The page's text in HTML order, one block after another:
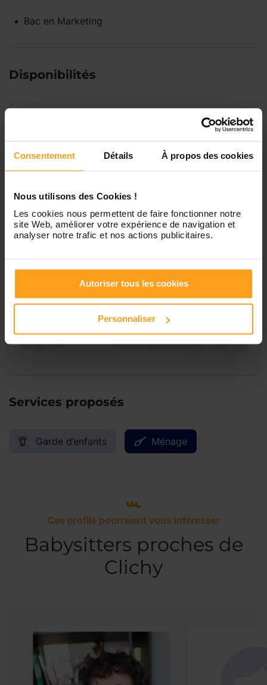
Consentement Détails À propos des cookies
Nous utilisons des Cookies !
Les cookies nous permettent de faire fonctionner notre
site Web, améliorer votre expérience de navigation et
analyser notre trafic et nos actions publicitaires.
Autoriser tous les cookies
Personnaliser
Bac en Marketing
Disponibilités
Indisponible
Mardi Disponible de 00:00 à 00:00
Mercredi Disponible de 00:00 à 00:30
Jeudi Disponible de 00:00 à 00:00
Vendredi Disponible de 00:00 à 00:00
Samedi Disponible de 00:00 à 00:00
Dimanche Disponible de 00:00 à 00:00
Vous souhaitez connaître les
disponibilités de Mamalynda ?
Services proposés
Garde d’enfants Ménage
Ces profils pourraient vous intéresser
Babysitters proches de
Clichy